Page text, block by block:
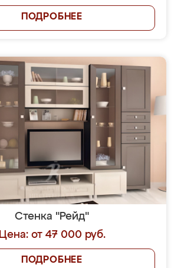
ПОДРОБНЕЕ
Стенка "Рейд"
Цена: от 47 000 руб.
ПОДРОБНЕЕ